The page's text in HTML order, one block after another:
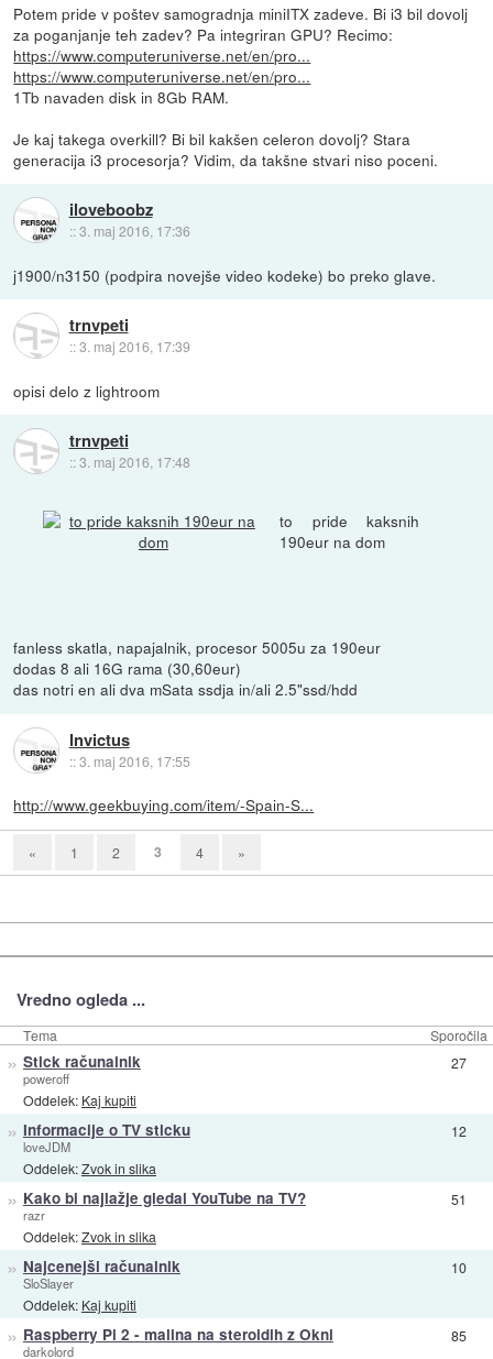
Potem pride v poštev samogradnja miniITX zadeve. Bi i3 bil dovolj
za poganjanje teh zadev? Pa integriran GPU? Recimo:
https://www.computeruniverse.net/en/pro...
https://www.computeruniverse.net/en/pro...
1Tb navaden disk in 8Gb RAM.
Je kaj takega overkill? Bi bil kakšen celeron dovolj? Stara
generacija i3 procesorja? Vidim, da takšne stvari niso poceni.
iloveboobz
::3. maj 2016, 17:36
j1900/n3150 (podpira novejše video kodeke) bo preko glave.
trnvpeti
::3. maj 2016, 17:39
opisi delo z lightroom
trnvpeti
::3. maj 2016, 17:48
to pride kaksnih
190eur na dom
fanless skatla, napajalnik, procesor 5005u za 190eur
dodas 8 ali 16G rama (30,60eur)
das notri en ali dva mSata ssdja in/ali 2.5"ssd/hdd
Invictus
::3. maj 2016, 17:55
http://www.geekbuying.com/item/-Spain-S...
« 1 2 3 4 »
Vredno ogleda ...
Tema Sporočila
» Stick računalnik
poweroff
Oddelek: Kaj kupiti
27
» Informacije o TV sticku
loveJDM
Oddelek:Zvok in slika
12
» Kako bi najlažje gledal YouTube na TV?
razr
Oddelek:Zvok in slika
51
» Najcenejši računalnik
SloSlayer
Oddelek: Kaj kupiti
10
» Raspberry Pi 2 - malina na steroidih z Okni
darkolord
85